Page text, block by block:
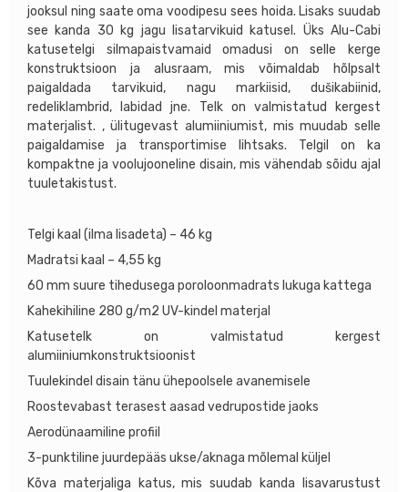
jooksul ning saate oma voodipesu sees hoida. Lisaks suudab
see kanda 30 kg jagu lisatarvikuid katusel. Üks Alu-Cabi
katusetelgi silmapaistvamaid omadusi on selle kerge
konstruktsioon ja alusraam, mis võimaldab hõlpsalt
paigaldada tarvikuid, nagu markiisid, dušikabiinid,
redeliklambrid, labidad jne. Telk on valmistatud kergest
materjalist. , ülitugevast alumiiniumist, mis muudab selle
paigaldamise ja transportimise lihtsaks. Telgil on ka
kompaktne ja voolujooneline disain, mis vähendab sõidu ajal
tuuletakistust.
Telgi kaal (ilma lisadeta) – 46 kg
Madratsi kaal – 4,55 kg
60 mm suure tihedusega poroloonmadrats lukuga kattega
Kahekihiline 280 g/m2 UV-kindel materjal
Katusetelk on valmistatud kergest
alumiiniumkonstruktsioonist
Tuulekindel disain tänu ühepoolsele avanemisele
Roostevabast terasest aasad vedrupostide jaoks
Aerodünaamiline profiil
3-punktiline juurdepääs ukse/aknaga mõlemal küljel
Kõva materjaliga katus, mis suudab kanda lisavarustust